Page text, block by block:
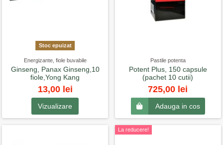
Stoc epuizat
Energizante, fiole buvabile
Ginseng, Panax Ginseng,10
fiole,Yong Kang
13,00 lei
Vizualizare
Pastile potenta
Potent Plus, 150 capsule
(pachet 10 cutii)
725,00 lei
Adauga in cos
La reducere!